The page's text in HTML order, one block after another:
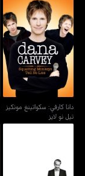
دانا كارفي: سكواتينغ مونكيز
تيل نو لايز
دانا كارفي: سكواتينغ مونكيز
تيل نو لايز
بيل ماهر: لايف فرم